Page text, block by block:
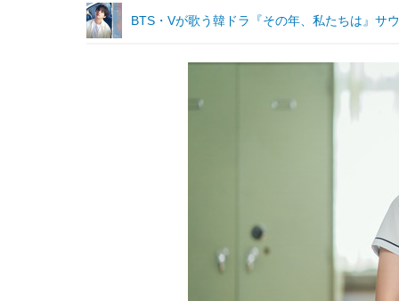
BTS・Vが歌う韓ドラ『その年、私たちは』サ